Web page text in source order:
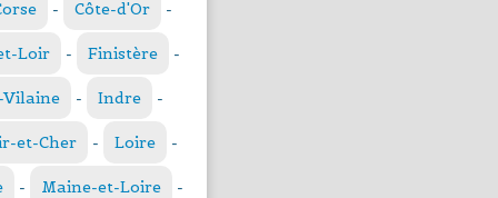
- Côte-d'Or -
Loir - Finistère -
- Indre -
et-Cher - Loire -
- Maine-et-Loire -